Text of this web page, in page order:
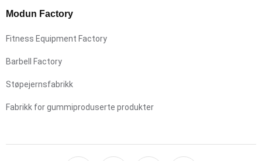
Modun Factory
Fitness Equipment Factory
Barbell Factory
Støpejernsfabrikk
Fabrikk for gummiproduserte produkter